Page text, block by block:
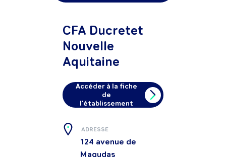
CFA Ducretet
Nouvelle
Aquitaine
Accéder à la fiche
de
l'établissement
ADRESSE
124 avenue de
Magudas